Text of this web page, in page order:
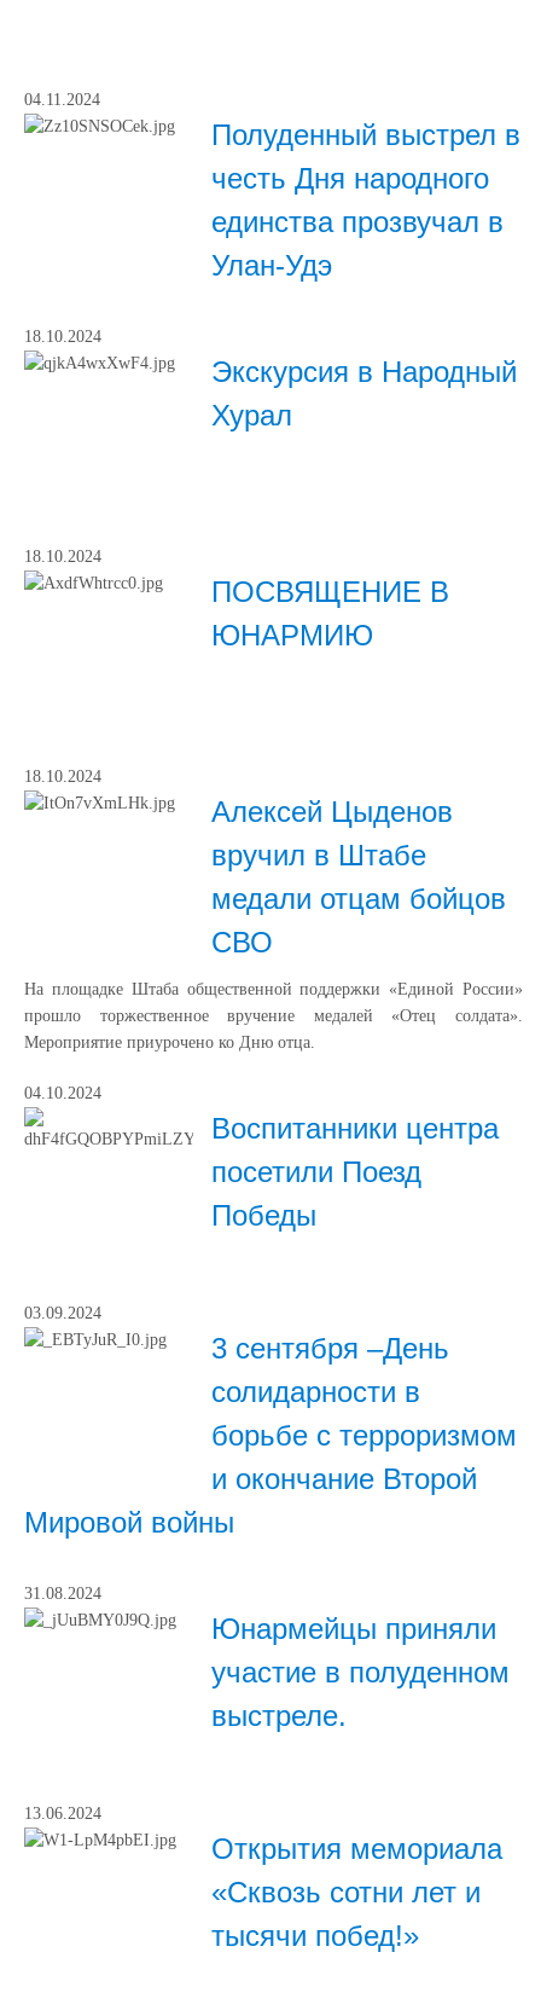
04.11.2024
Полуденный выстрел в
честь Дня народного
единства прозвучал в
Улан-Удэ
18.10.2024
Экскурсия в Народный
Хурал
18.10.2024
ПОСВЯЩЕНИЕ В
ЮНАРМИЮ
18.10.2024
Алексей Цыденов
вручил в Штабе
медали отцам бойцов
СВО
На площадке Штаба общественной поддержки «Единой России»
прошло торжественное вручение медалей «Отец солдата».
Мероприятие приурочено ко Дню отца.
04.10.2024
Воспитанники центра
посетили Поезд
Победы
03.09.2024
3 сентября –День
солидарности в
борьбе с терроризмом
и окончание Второй
Мировой войны
31.08.2024
Юнармейцы приняли
участие в полуденном
выстреле.
13.06.2024
Открытия мемориала
«Сквозь сотни лет и
тысячи побед!»